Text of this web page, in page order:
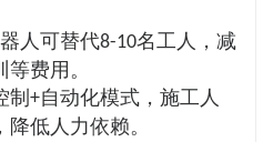
人可替代8-10名工人，减
费用。
制 +自动化模式，施工人
低人力依赖。